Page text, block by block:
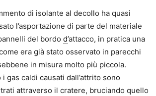
di isolante al decollo ha quasi
l’asportazione di parte del materiale
del bordo d’attacco, in pratica una
era già stato osservato in parecchi
in misura molto più piccola.
gas caldi causati dall’attrito sono
attraverso il cratere, bruciando quello